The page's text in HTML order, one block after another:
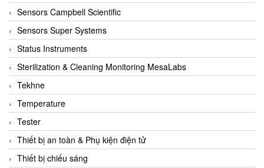
Campbell Scientific
Canneed Vietnam
Cantoni
CAPS
CAREL Parts
CCS
CD Automation
CEAG Sicherheitst
CEIA Vietnam
Sensors Campbell Scientific
Sensors Super Systems
Status Instruments
Sterilization & Cleaning Monitoring MesaLabs
Tekhne
Temperature
Tester
Thiết bị an toàn & Phụ kiện điện tử
Thiết bị chiếu sáng